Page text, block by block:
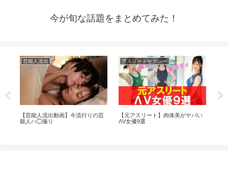
今が旬な話題をまとめてみた！
芸能人流出
【芸能人流出動画】今流行りの芸
能人ハ◯撮り
アスリートセクシー
【元アスリート】肉体美がヤバい
ΛV女優9選